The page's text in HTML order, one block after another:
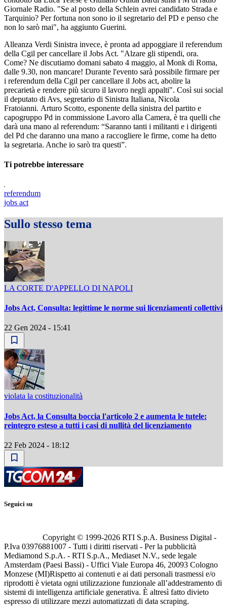
Giornale Radio. "Se al posto della Schlein avrei candidato Strada e
Tarquinio? Per fortuna non sono io il segretario del PD e penso che
non lo sarò mai", ha aggiunto Guerini.
Alleanza Verdi Sinistra invece, è pronta ad appoggiare il referendum
della Cgil per cancellare il Jobs Act. "Alzare gli stipendi, ora.
Come? Ne discutiamo domani sabato 4 maggio, al Monk di Roma,
dalle 9.30, non mancare! Durante l'evento sarà possibile firmare per
i referendum della Cgil per cancellare il Jobs act, abolire la
precarietà e rendere più sicuro il lavoro negli appalti". Così sui social
il deputato di Avs, segretario di Sinistra Italiana, Nicola
Fratoianni. Arturo Scotto, esponente della sinistra del partito e
capogruppo Pd in commissione Lavoro alla Camera, è tra quelli che
darà una mano al referendum: “Saranno tanti i militanti e i dirigenti
del Pd che daranno una mano a raccogliere le firme, come ha detto
la segretaria. Anche io sarò tra questi”.
Ti potrebbe interessare
referendum
jobs act
Sullo stesso tema
LA CORTE D'APPELLO DI NAPOLI
Jobs Act, Consulta: legittime le norme sui licenziamenti collettivi
22 Gen 2024 - 15:41
violata la costituzionalità
Jobs Act, la Consulta boccia l'articolo 2 e aumenta le tutele:
reintegro esteso a tutti i casi di nullità del licenziamento
22 Feb 2024 - 18:12
Seguici su
Copyright © 1999-2026 RTI S.p.A. Business Digital -
P.Iva 03976881007 - Tutti i diritti riservati - Per la pubblicità
Mediamond S.p.A. - RTI S.p.A., Mediaset N.V., sede legale
Amsterdam (Paesi Bassi) - Uffici Viale Europa 46, 20093 Cologno
Monzese (MI)Rispetto ai contenuti e ai dati personali trasmessi e/o
riprodotti è vietata ogni utilizzazione funzionale all’addestramento di
sistemi di intelligenza artificiale generativa. È altresì fatto divieto
espresso di utilizzare mezzi automatizzati di data scraping.